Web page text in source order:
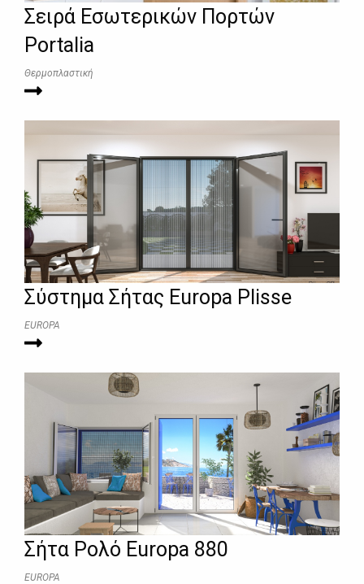
Σειρά Εσωτερικών Πορτών
Portalia
Θερμοπλαστική
Σύστημα Σήτας Europa Plisse
EUROPA
Σήτα Ρολό Europa 880
EUROPA